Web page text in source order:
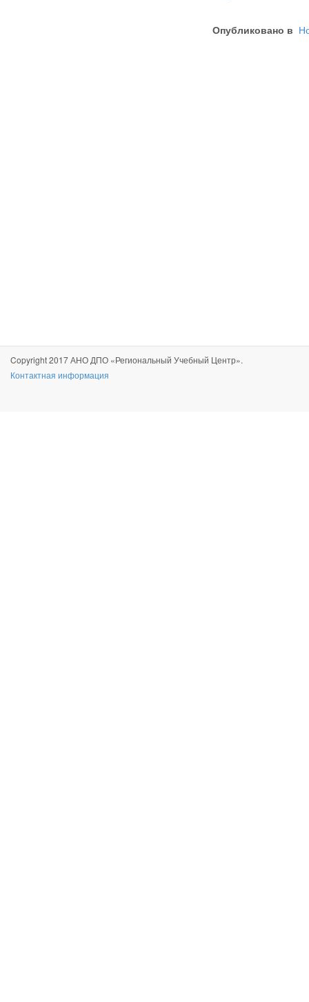
Опубликовано в
Copyright 2017 АНО ДПО «Региональный Учебный Центр».
Контактная информация